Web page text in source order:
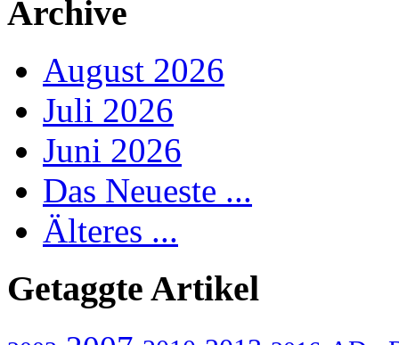
Archive
August 2026
Juli 2026
Juni 2026
Das Neueste ...
Älteres ...
Getaggte Artikel